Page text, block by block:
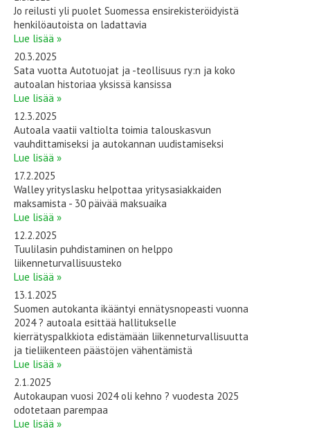
Jo reilusti yli puolet Suomessa ensirekisteröidyistä
henkilöautoista on ladattavia
Lue lisää »
20.3.2025
Sata vuotta Autotuojat ja -teollisuus ry:n ja koko
autoalan historiaa yksissä kansissa
Lue lisää »
12.3.2025
Autoala vaatii valtiolta toimia talouskasvun
vauhdittamiseksi ja autokannan uudistamiseksi
Lue lisää »
17.2.2025
Walley yrityslasku helpottaa yritysasiakkaiden
maksamista - 30 päivää maksuaika
Lue lisää »
12.2.2025
Tuulilasin puhdistaminen on helppo
liikenneturvallisuusteko
Lue lisää »
13.1.2025
Suomen autokanta ikääntyi ennätysnopeasti vuonna
2024 ? autoala esittää hallitukselle
kierrätyspalkkiota edistämään liikenneturvallisuutta
ja tieliikenteen päästöjen vähentämistä
Lue lisää »
2.1.2025
Autokaupan vuosi 2024 oli kehno ? vuodesta 2025
odotetaan parempaa
Lue lisää »